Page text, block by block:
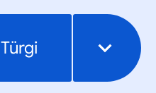
Türgi